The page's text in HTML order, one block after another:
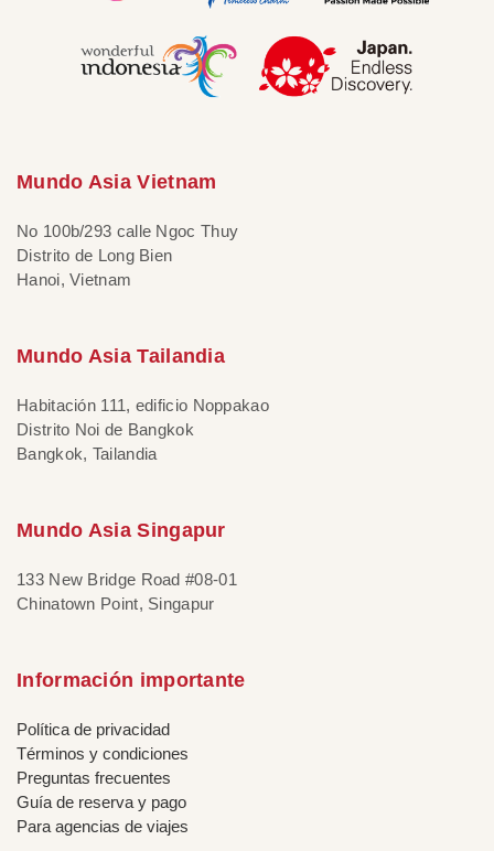
Mundo Asia Vietnam
No 100b/293 calle Ngoc Thuy
Distrito de Long Bien
Hanoi, Vietnam
Mundo Asia Tailandia
Habitación 111, edificio Noppakao
Distrito Noi de Bangkok
Bangkok, Tailandia
Mundo Asia Singapur
133 New Bridge Road #08-01
Chinatown Point, Singapur
Información importante
Política de privacidad
Términos y condiciones
Preguntas frecuentes
Guía de reserva y pago
Para agencias de viajes